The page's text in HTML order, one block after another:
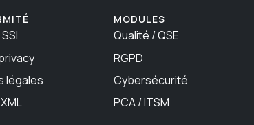
légales
MODULES
Qualité / QSE
RGPD
Cybersécurité
PCA / ITSM